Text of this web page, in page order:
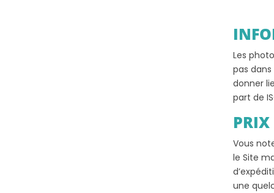
Les
pas
donner
part de
PRIX
Vous
le Site
une